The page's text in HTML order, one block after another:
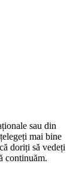
sau din
mai bine
doriți să vedeți
continuăm.